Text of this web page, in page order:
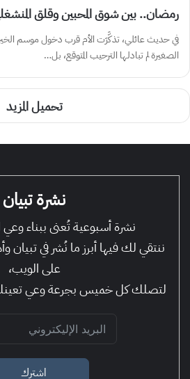
رمضان.. بين شوق المحبين وقلق
في حديث عائلي، تذكَّرَت الأم قرب دخول موسم الخير
الصغيرة لم تبادلها الترحيب المتوقع، بل…
تحميل المزيد
نشرة تبيان
نشرة أسبوعية تُعنى ببناء وعي
ننتقي لك فيها أبرز ما نُشر في تبيان
على الويب،
لتصلك كل خميس بجرعة وعي
اشترك